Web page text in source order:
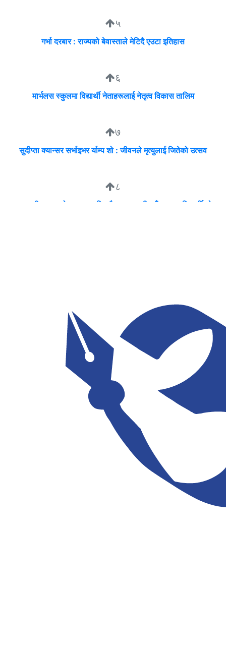
५
गर्भा दरबार : राज्यको बेवास्ताले मेटिदै एउटा इतिहास
६
मार्भलस स्कुलमा विद्यार्थी नेताहरूलाई नेतृत्व विकास तालिम
७
सुदीप्ता क्यान्सर सर्भाइभर र्याम्प शो : जीवनले मृत्युलाई जितेको उत्सव
८
व्यवसायी मुन्दडाको घरमा एकाबिहानै खानतलासी, पाँच घन्टापछि फर्कियो